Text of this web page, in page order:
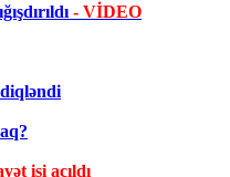
- VİDEO
işi açıldı